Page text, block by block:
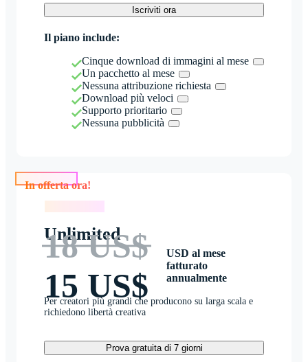
Iscriviti ora
Il piano include:
Cinque download di immagini al mese
Un pacchetto al mese
Nessuna attribuzione richiesta
Download più veloci
Supporto prioritario
Nessuna pubblicità
Unlimited
18 US$
15 US$
USD al mese
fatturato
annualmente
Per creatori più grandi che producono su larga scala e
richiedono libertà creativa
Prova gratuita di 7 giorni